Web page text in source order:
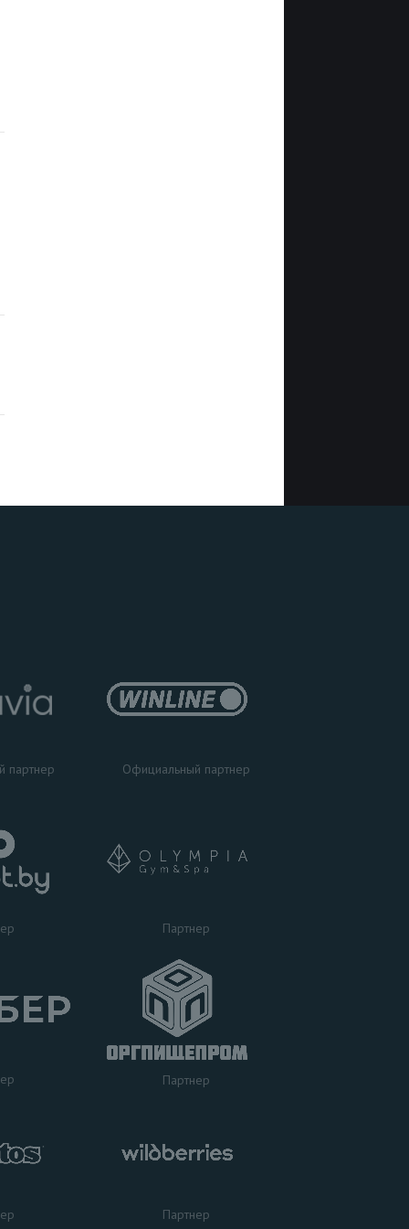
партнер Официальный партнер
Партнер
Партнер
Партнер